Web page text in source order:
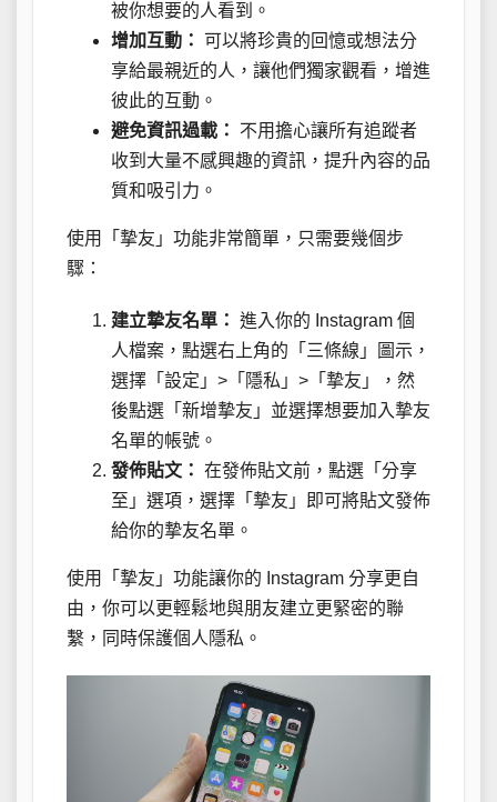
被你想要的人看到。
增加互動： 可以將珍貴的回憶或想法分
享給最親近的人，讓他們獨家觀看，增進
彼此的互動。
避免資訊過載：
不用擔心讓所有追蹤者
收到大量不感興趣的資訊，提升內容的品
質和吸引力。
使用「摯友」功能非常簡單，只需要幾個步
驟：
建立摯友名單： 進入你的 Instagram 個
人檔案，點選右上角的「三條線」圖示，
選擇「設定」>「隱私」>「摯友」，然
後點選「新增摯友」並選擇想要加入摯友
名單的帳號。
發佈貼文： 在發佈貼文前，點選「分享
至」選項，選擇「摯友」即可將貼文發佈
給你的摯友名單。
使用「摯友」功能讓你的 Instagram 分享更自
由，你可以更輕鬆地與朋友建立更緊密的聯
繫，同時保護個人隱私。